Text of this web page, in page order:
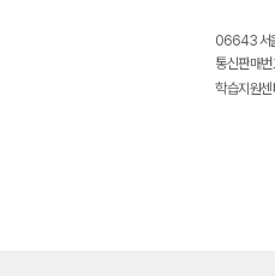
06643 서
통신판매
학습지원